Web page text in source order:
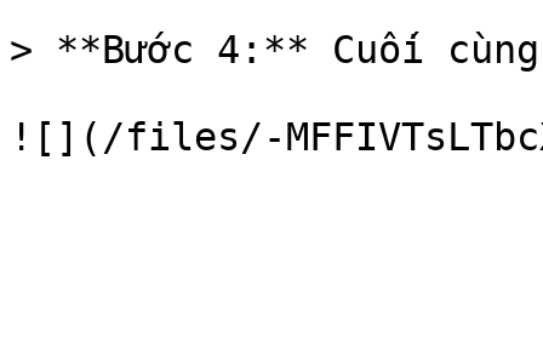
> **Bước 4:** Cuối